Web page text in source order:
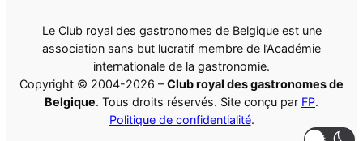
Le Club royal des gastronomes de Belgique est une
association sans but lucratif membre de l’Académie
internationale de la gastronomie.
Copyright © 2004-2026 –Club royal des gastronomes de
Belgique. Tous droits réservés. Site conçu par FP.
Politique de confidentialité.